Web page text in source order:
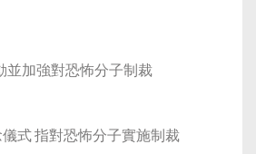
並加強對恐怖分子制裁
式 指對恐怖分子實施制裁